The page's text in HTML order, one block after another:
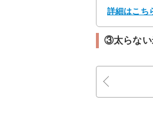
詳細はこち
③太らない